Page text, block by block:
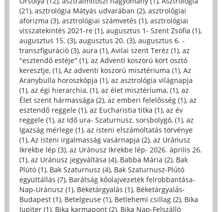
(21), asztrológia Mátyás udvarában (2), asztrológiai
aforizma (3), asztrológiai számvetés (1), asztrológiai
visszatekintés 2021-re (1), augusztus 1- Szent Zsófia (1),
augusztus 15. (3), augusztus 20. (3), augusztus 6. -
transzfiguráció (3), aura (1), Avilai szent Teréz (1), az
"esztendő estéje" (1), az Adventi koszorú kört osztó
keresztje, (1), Az adventi koszorú misztériuma (1), Az
Aranybulla horoszkópja (1), az asztrológia világnapja
(1), az égi hierarchia, (1), az élet misztériuma, (1), az
Élet szent hármassága (2), az emberi felelősség (1), az
esztendő reggele (1), az Eucharistia titka (1), az év
reggele (1), az Idő ura- Szaturnusz, sorsbolygó, (1), az
Igazság mérlege (1), az isteni elszámoltatás törvénye
(1), Az isteni irgalmasság vasárnapja (2), az Uránusz
Ikrekbe lép (3), az Uránusz Ikrekbe lép- 2026. április 26.
(1), az Uránusz jegyváltása (4), Babba Mária (2), Bak
Plútó (1), Bak Szaturnusz (4), Bak Szaturnusz-Plútó
együttállás (7), Barátság kőolajvezeték felrobbantása-
Nap-Uránusz (1), Béketárgyalás (1), Béketárgyalás-
Budapest (1), Betelgeuse (1), Betlehemi csillag (2), Bika
Jupiter (1), Bika karmapont (2), Bika Nap-Felszálló